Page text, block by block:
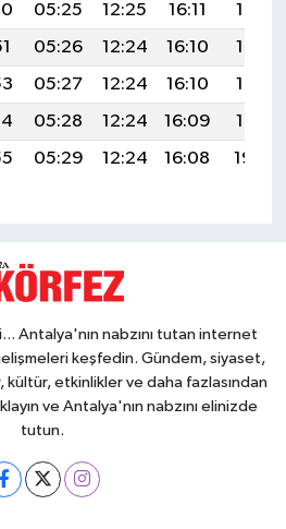
05:25 12:25 16:11
19:15
05:26 12:24 16:10
19:13
05:27 12:24 16:10
19:12
05:28 12:24 16:09
19:10
05:29 12:24 16:08 19:09
Antalya'nın nabzını tutan internet
keşfedin. Gündem, siyaset,
kültür, etkinlikler ve daha fazlasından
ve Antalya'nın nabzını elinizde
tutun.